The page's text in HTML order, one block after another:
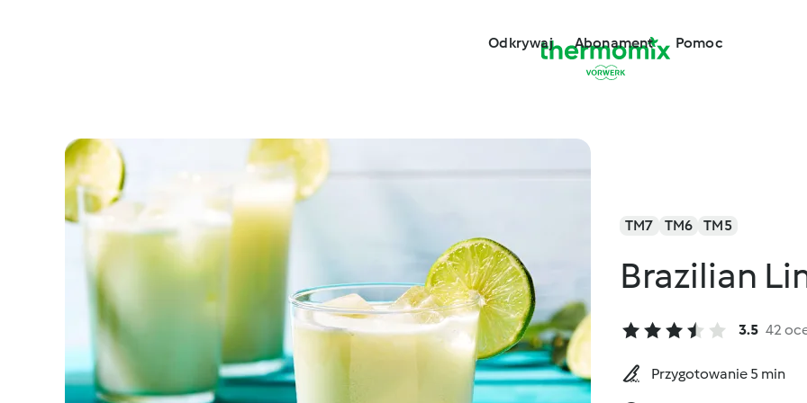
Odkrywaj Abonament Pomoc
TM7 TM6 TM5
Brazilian
3.5 42
Przygotowanie 5 min